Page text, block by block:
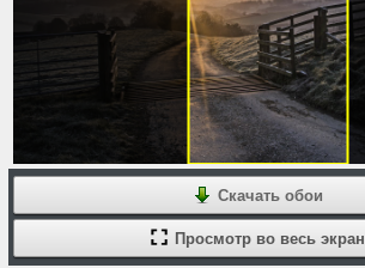
Скачать обои
Просмотр во весь экран